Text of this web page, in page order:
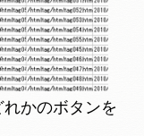
かのボタンを